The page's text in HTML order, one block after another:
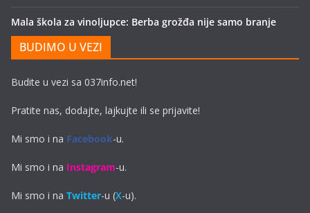
Mala škola za vinoljupce: Berba grožđa nije samo branje
BUDIMO U VEZI
Budite u vezi sa 037info.net!
Pratite nas, dodajte, lajkujte ili se prijavite!
Mi smo i na Facebook-u.
Mi smo i na Instagram-u.
Mi smo i na Twitter-u (X-u).